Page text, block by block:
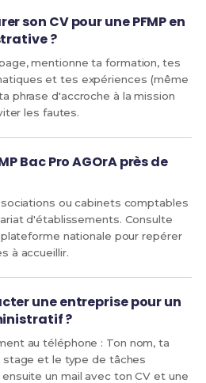
son CV pour une PFMP en
?
mentionne ta formation, tes
et tes expériences (même
phrase d'accroche à la mission
les fautes.
Bac Pro AGOrA près de
ou cabinets comptables
d'établissements. Consulte
nationale pour repérer
à accueillir.
une entreprise pour un
?
au téléphone : Ton nom, ta
et le type de tâches
un mail avec ton CV et une